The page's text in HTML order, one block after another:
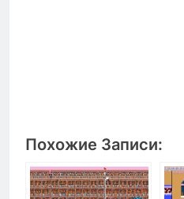
Похожие Записи: